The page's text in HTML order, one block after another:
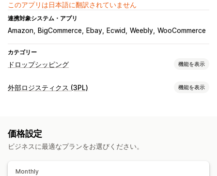
このアプリは日本語に翻訳されていません
連携対象システム・アプリ
Amazon BigCommerce Ebay Ecwid Weebly WooCommerce
カテゴリー
ドロップシッピング 機能を表示
販売可能な商品
おもちゃ・ゲーム
ビジネス・事務用品
ハードウェア 自動車関連
調達ロケーション
外部ロジスティクス (3PL) 機能を表示
複数配送業者の追跡
価格設定
ビジネスに最適なプランをお選びください。
Monthly